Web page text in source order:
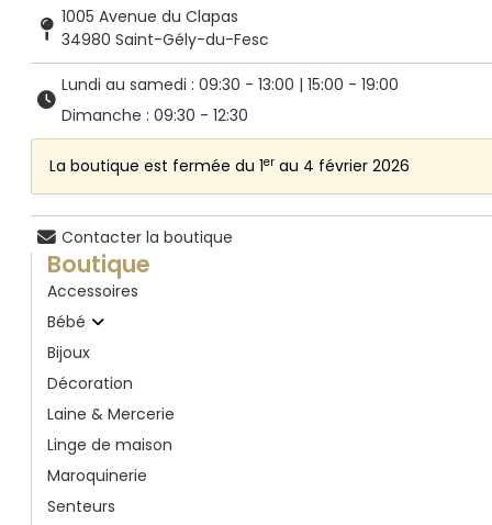
1005 Avenue du Clapas
34980 Saint-Gély-du-Fesc
Lundi au samedi : 09:30 - 13:00 | 15:00 - 19:00
Dimanche : 09:30 - 12:30
La boutique est fermée du 1er au 4 février 2026
Contacter la boutique
Boutique
Accessoires
Bébé
Bijoux
Décoration
Laine & Mercerie
Linge de maison
Maroquinerie
Senteurs